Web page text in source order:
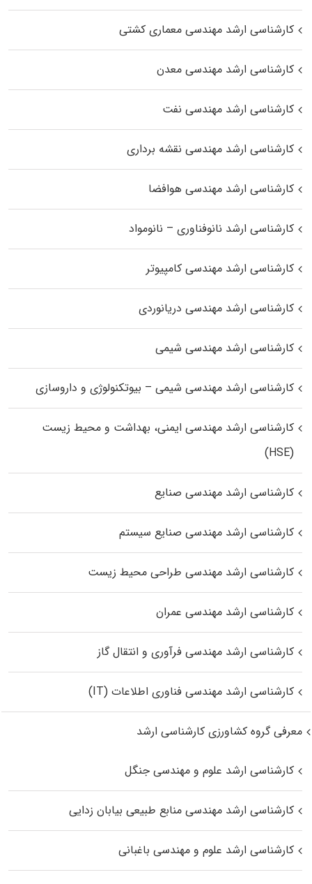
کارشناسی ارشد مهندسی معماری کشتی
کارشناسی ارشد مهندسی معدن
کارشناسی ارشد مهندسی نفت
کارشناسی ارشد مهندسی نقشه برداری
کارشناسی ارشد مهندسی هوافضا
کارشناسی ارشد نانوفناوری – نانومواد
کارشناسی ارشد مهندسی کامپیوتر
کارشناسی ارشد مهندسی دریانوردی
کارشناسی ارشد مهندسی شیمی
کارشناسی ارشد مهندسی شیمی – بیوتکنولوژی و داروسازی
کارشناسی ارشد مهندسی ایمنی، بهداشت و محیط زیست
(HSE)
کارشناسی ارشد مهندسی صنایع
کارشناسی ارشد مهندسی صنایع سیستم
کارشناسی ارشد مهندسی طراحی محیط زیست
کارشناسی ارشد مهندسی عمران
کارشناسی ارشد مهندسی فرآوری و انتقال گاز
کارشناسی ارشد مهندسی فناوری اطلاعات (IT)
معرفی گروه کشاورزی کارشناسی ارشد
کارشناسی ارشد علوم و مهندسی جنگل
کارشناسی ارشد مهندسی منابع طبیعی بیابان زدایی
کارشناسی ارشد علوم و مهندسی باغبانی